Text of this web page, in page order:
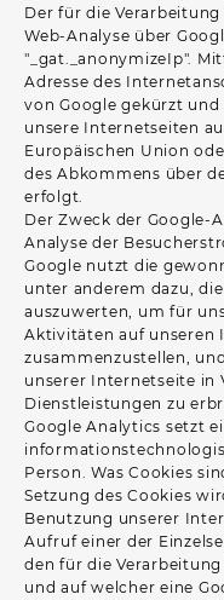
Der für die
Web-Analyse über
"_gat._anonymizeIp".
Adresse des
von Google gekürzt
unsere Internetseiten
Europäischen Union
des Abkommens über
erfolgt.
Der Zweck der Google-
Analyse der
Google nutzt die
unter anderem dazu,
auszuwerten, um für
Aktivitäten auf unseren
zusammenzustellen,
unserer Internetseite in
Dienstleistungen zu
Google Analytics setzt
Person. Was Cookies
Setzung des Cookies
Benutzung unserer
Aufruf einer der
den für die
und auf welcher eine